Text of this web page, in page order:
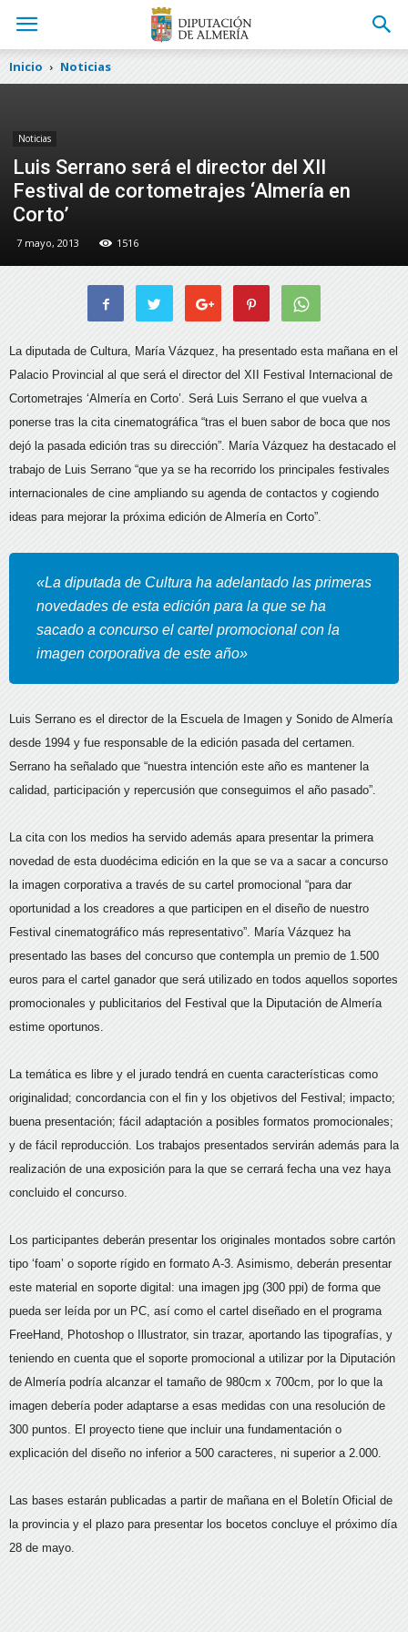
Inicio Noticias
Noticias
Luis Serrano será el director del XII
Festival de cortometrajes ‘Almería en
Corto’
7 mayo, 2013 1516
La diputada de Cultura, María Vázquez, ha presentado esta mañana en el
Palacio Provincial al que será el director del XII Festival Internacional de
Cortometrajes ‘Almería en Corto’. Será Luis Serrano el que vuelva a
ponerse tras la cita cinematográfica “tras el buen sabor de boca que nos
dejó la pasada edición tras su dirección”. María Vázquez ha destacado el
trabajo de Luis Serrano “que ya se ha recorrido los principales festivales
internacionales de cine ampliando su agenda de contactos y cogiendo
ideas para mejorar la próxima edición de Almería en Corto”.
«La diputada de Cultura ha adelantado las primeras
novedades de esta edición para la que se ha
sacado a concurso el cartel promocional con la
imagen corporativa de este año»
Luis Serrano es el director de la Escuela de Imagen y Sonido de Almería
desde 1994 y fue responsable de la edición pasada del certamen.
Serrano ha señalado que “nuestra intención este año es mantener la
calidad, participación y repercusión que conseguimos el año pasado”.
La cita con los medios ha servido además apara presentar la primera
novedad de esta duodécima edición en la que se va a sacar a concurso
la imagen corporativa a través de su cartel promocional “para dar
oportunidad a los creadores a que participen en el diseño de nuestro
Festival cinematográfico más representativo”. María Vázquez ha
presentado las bases del concurso que contempla un premio de 1.500
euros para el cartel ganador que será utilizado en todos aquellos soportes
promocionales y publicitarios del Festival que la Diputación de Almería
estime oportunos.
La temática es libre y el jurado tendrá en cuenta características como
originalidad; concordancia con el fin y los objetivos del Festival; impacto;
buena presentación; fácil adaptación a posibles formatos promocionales;
y de fácil reproducción. Los trabajos presentados servirán además para la
realización de una exposición para la que se cerrará fecha una vez haya
concluido el concurso.
Los participantes deberán presentar los originales montados sobre cartón
tipo ‘foam’ o soporte rígido en formato A-3. Asimismo, deberán presentar
este material en soporte digital: una imagen jpg (300 ppi) de forma que
pueda ser leída por un PC, así como el cartel diseñado en el programa
FreeHand, Photoshop o Illustrator, sin trazar, aportando las tipografías, y
teniendo en cuenta que el soporte promocional a utilizar por la Diputación
de Almería podría alcanzar el tamaño de 980cm x 700cm, por lo que la
imagen debería poder adaptarse a esas medidas con una resolución de
300 puntos. El proyecto tiene que incluir una fundamentación o
explicación del diseño no inferior a 500 caracteres, ni superior a 2.000.
Las bases estarán publicadas a partir de mañana en el Boletín Oficial de
la provincia y el plazo para presentar los bocetos concluye el próximo día
28 de mayo.